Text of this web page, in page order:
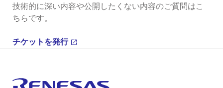
技術的に深い内容や公開したくない内容のご質問はこ
ちらです。
チケットを発行